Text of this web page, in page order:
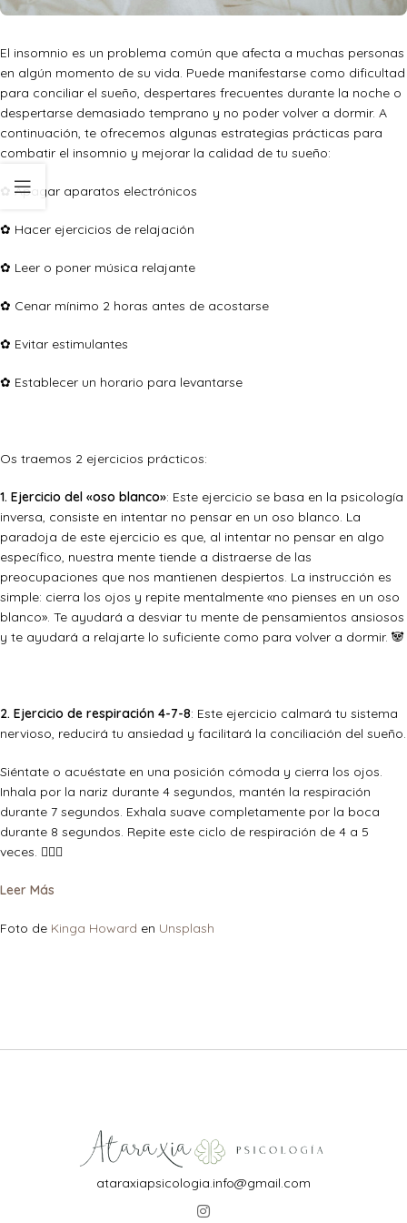
El insomnio es un problema común que afecta a muchas personas
en algún momento de su vida. Puede manifestarse como dificultad
para conciliar el sueño, despertares frecuentes durante la noche o
despertarse demasiado temprano y no poder volver a dormir. A
continuación, te ofrecemos algunas estrategias prácticas para
combatir el insomnio y mejorar la calidad de tu sueño:
✿ Apagar aparatos electrónicos
✿ Hacer ejercicios de relajación
✿ Leer o poner música relajante
✿ Cenar mínimo 2 horas antes de acostarse
✿ Evitar estimulantes
✿ Establecer un horario para levantarse
Os traemos 2 ejercicios prácticos:
1. Ejercicio del «oso blanco»: Este ejercicio se basa en la psicología
inversa, consiste en intentar no pensar en un oso blanco. La
paradoja de este ejercicio es que, al intentar no pensar en algo
específico, nuestra mente tiende a distraerse de las
preocupaciones que nos mantienen despiertos. La instrucción es
simple: cierra los ojos y repite mentalmente «no pienses en un oso
blanco». Te ayudará a desviar tu mente de pensamientos ansiosos
y te ayudará a relajarte lo suficiente como para volver a dormir. 🐼
2. Ejercicio de respiración 4-7-8: Este ejercicio calmará tu sistema
nervioso, reducirá tu ansiedad y facilitará la conciliación del sueño.
Siéntate o acuéstate en una posición cómoda y cierra los ojos.
Inhala por la nariz durante 4 segundos, mantén la respiración
durante 7 segundos. Exhala suave completamente por la boca
durante 8 segundos. Repite este ciclo de respiración de 4 a 5
veces. 🧘🏻‍♀️
Leer Más
Foto de Kinga Howard en Unsplash
ataraxiapsicologia.info@gmail.com